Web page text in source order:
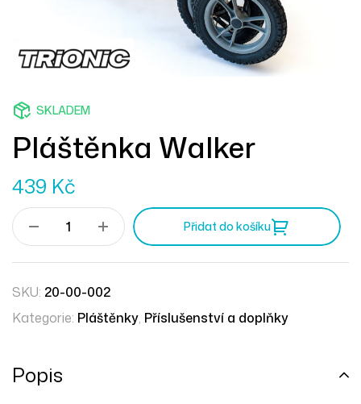
SKLADEM
Pláštěnka Walker
439 Kč
Přidat do košíku
SKU: 20-00-002
Kategorie: Pláštěnky, Příslušenství a doplňky
Popis